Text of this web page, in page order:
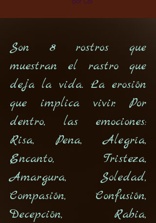
Son 8 rostros que
muestran el rastro que
deja la vida. La erosión
que implica vivir. Por
dentro, las emociones:
Risa, Pena, Alegría,
Encanto, Tristeza,
Amargura, Soledad,
Compasión, Confusión,
Decepción, Rabia,